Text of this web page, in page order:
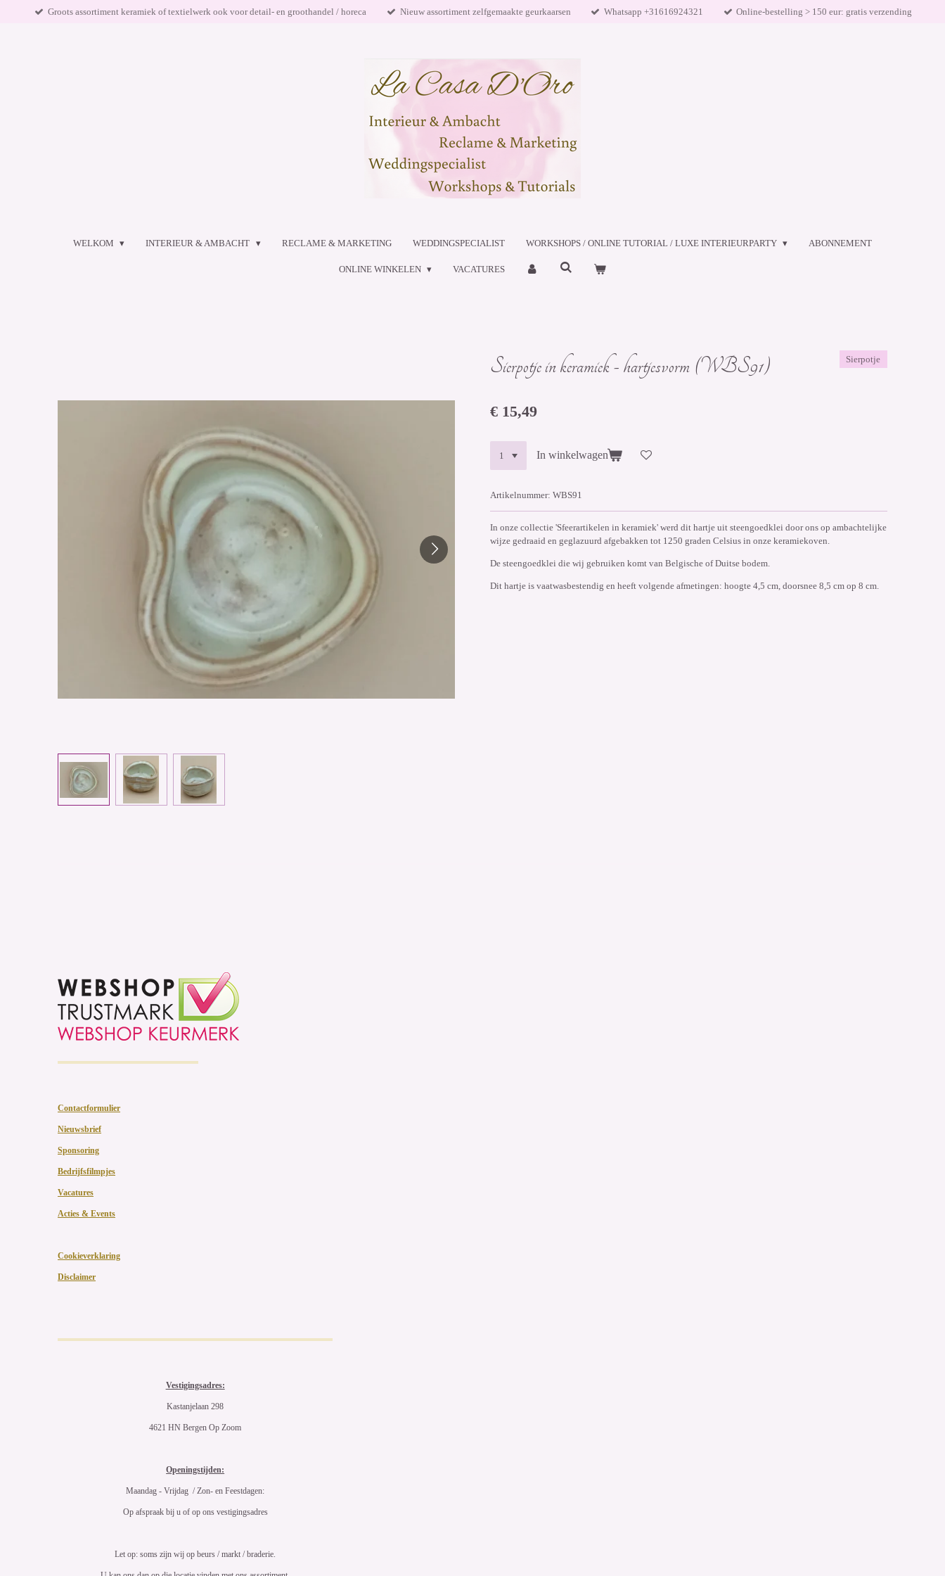
Groots assortiment keramiek of textielwerk ook voor detail- en groothandel / horeca Nieuw assortiment zelfgemaakte geurkaarsen Whatsapp +31616924321 Online-bestelling > 150 eur: gratis verzending
WELKOM INTERIEUR & AMBACHT RECLAME & MARKETING WEDDINGSPECIALIST WORKSHOPS / ONLINE TUTORIAL / LUXE INTERIEURPARTY ABONNEMENT
ONLINE WINKELEN VACATURES
Sierpotje in keramiek - hartjesvorm (WBS91) Sierpotje
€ 15,49
In winkelwagen
Artikelnummer: WBS91
In onze collectie 'Sfeerartikelen in keramiek' werd dit hartje uit steengoedklei door ons op ambachtelijke
wijze gedraaid en geglazuurd afgebakken tot 1250 graden Celsius in onze keramiekoven.
De steengoedklei die wij gebruiken komt van Belgische of Duitse bodem.
Dit hartje is vaatwasbestendig en heeft volgende afmetingen: hoogte 4,5 cm, doorsnee 8,5 cm op 8 cm.
Contactformulier
Nieuwsbrief
Sponsoring
Bedrijfsfilmpjes
Vacatures
Acties & Events
Cookieverklaring
Disclaimer
Vestigingsadres:
Kastanjelaan 298
4621 HN Bergen Op Zoom
Openingstijden:
Maandag - Vrijdag / Zon- en Feestdagen:
Op afspraak bij u of op ons vestigingsadres
Let op: soms zijn wij op beurs / markt / braderie.